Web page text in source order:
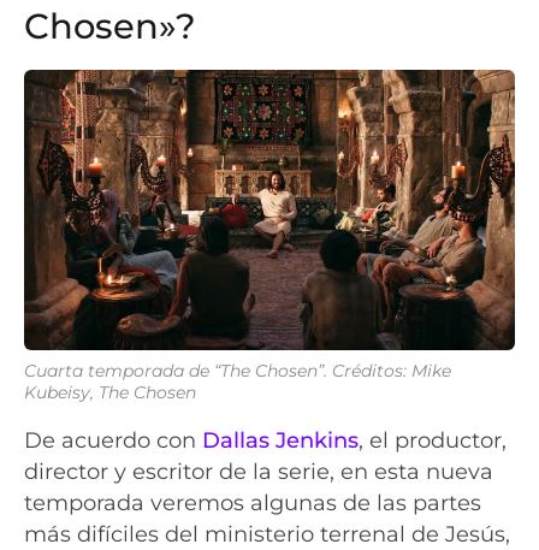
Chosen»?
Cuarta temporada de “The Chosen”. Créditos: Mike
Kubeisy, The Chosen
De acuerdo con Dallas Jenkins, el productor,
director y escritor de la serie, en esta nueva
temporada veremos algunas de las partes
más difíciles del ministerio terrenal de Jesús,